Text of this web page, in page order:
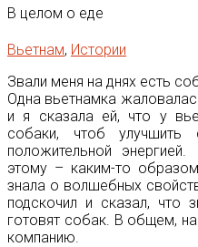
В целом о еде
Вьетнам, Истории
Звали меня на днях есть
Одна вьетнамка
и я сказала ей, что у
собаки, чтоб
положительной
этому – каким-то
знала о волшебных
подскочил и сказал, что
готовят собак. В общем,
компанию.